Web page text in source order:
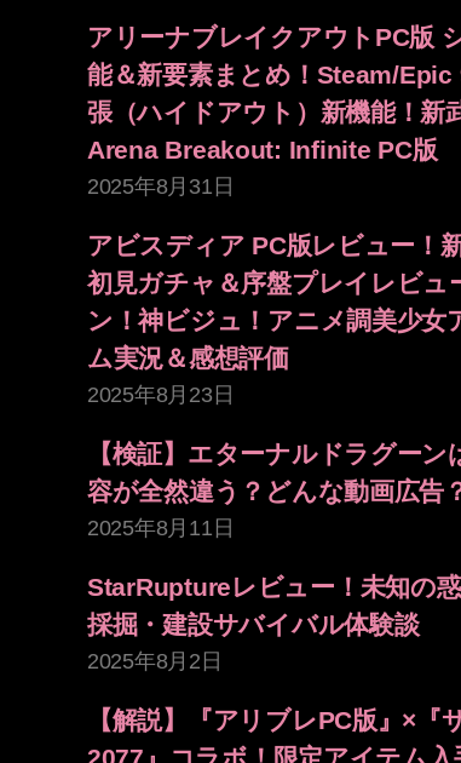
アリーナブレイクアウトPC版
能＆新要素まとめ！Steam/Epic
張（ハイドアウト）新機能！新
Arena Breakout: Infinite PC版
2025年8月31日
アビスディア PC版レビュー！
初見ガチャ＆序盤プレイレビュ
ン！神ビジュ！アニメ調美少女
ム実況＆感想評価
2025年8月23日
【検証】エターナルドラグー
容が全然違う？どんな動画広告
2025年8月11日
StarRuptureレビュー！未知の
採掘・建設サバイバル体験談
2025年8月2日
【解説】『アリブレPC版』×『
2077』コラボ！限定アイテム